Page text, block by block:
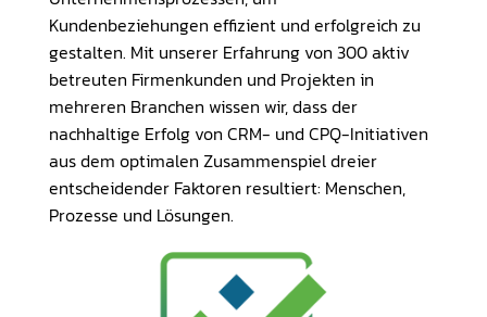
Kundenbeziehungen effizient und erfolgreich zu
gestalten. Mit unserer Erfahrung von 300 aktiv
betreuten Firmenkunden und Projekten in
mehreren Branchen wissen wir, dass der
nachhaltige Erfolg von CRM- und CPQ-Initiativen
aus dem optimalen Zusammenspiel dreier
entscheidender Faktoren resultiert: Menschen,
Prozesse und Lösungen.